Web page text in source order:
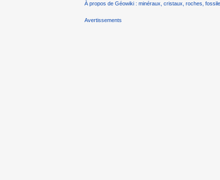
À propos de Géowiki : minéraux, cristaux, roches,
Avertissements